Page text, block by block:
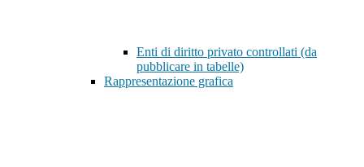
Enti di diritto privato controllati (da
pubblicare in tabelle)
Rappresentazione grafica